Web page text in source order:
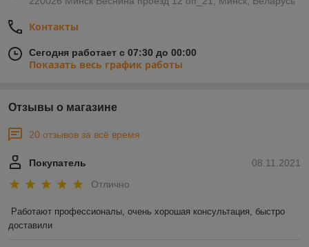
Контакты
Сегодня работает с 07:30 до 00:00
Показать весь график работы
Отзывы о магазине
20 отзывов за всё время
08.11.2021
Покупатель
Отлично
Работают профессионалы, очень хорошая консультация, быстро
доставили